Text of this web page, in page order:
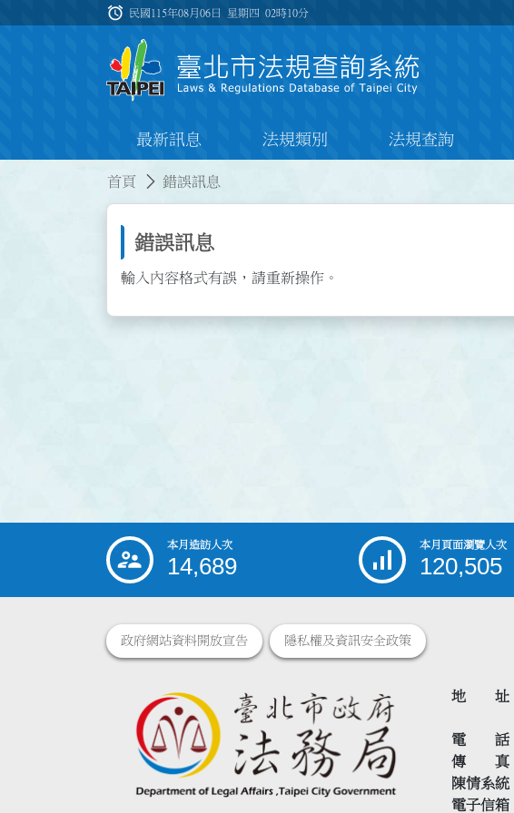
:::
alarm 民國115年08月06日 星期四02時10分
最新訊息 法規類別 法規查詢
首頁 錯誤訊息
錯誤訊息
輸入內容格式有誤，請重新操作。
::: 本月造訪人次
14,689
本月頁面瀏覽人次
120,505
政府網站資料開放宣告 隱私權及資訊安全政策
地 址
電 話
傳 真
陳情系統
電子信箱